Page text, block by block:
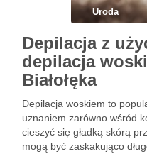
Uroda
Depilacja z
depilacja
Białołęka
Depilacja woskiem to
uznaniem zarówno wśród
cieszyć się gładką skórą
mogą być zaskakująco